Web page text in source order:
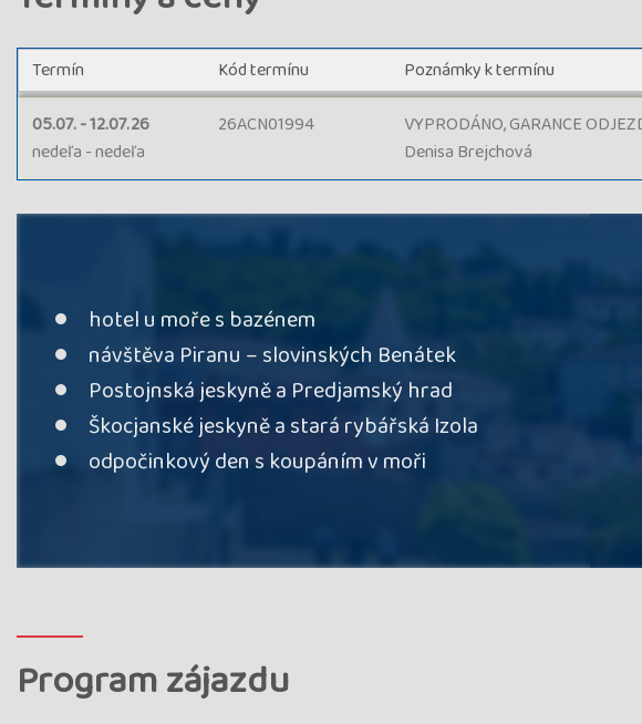
Termín Poznámky k termínu
Kód termínu
05.07. - 12.07.26
nedeľa - nedeľa
VYPRODÁNO, GARANCE
Denisa Brejchová
26ACN01994
hotel u moře s bazénem
návštěva Piranu – slovinských Benátek
Postojnská jeskyně a Predjamský hrad
Škocjanské jeskyně a stará rybářská Izola
odpočinkový den s koupáním v moři
Program zájazdu